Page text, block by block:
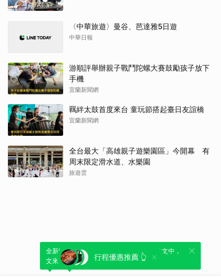
〈中華旅遊〉曼谷、芭達雅5日遊
中華日報
游順評舉辦親子戰鬥陀螺大賽鼓勵孩子放下
手機
宜蘭新聞網
羈絆太鼓首度來台 童玩節搭起臺日友誼橋
宜蘭新聞網
全台最大「高雄親子遊樂園區」今開幕 有
周末限定滑水道、水樂園
旅遊雲
行程優惠推薦 👆
全新體驗！一鍵引用此內容，透過發布貼
文來輕鬆表達個人立場。
可以轉發或引用此內容至自己的貼文中，
來發表您的評論或觀點。